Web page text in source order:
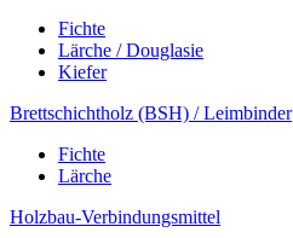
Fichte
Lärche / Douglasie
Kiefer
Brettschichtholz (BSH) / Leimbinder
Fichte
Lärche
Holzbau-Verbindungsmittel